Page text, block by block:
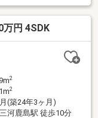
イレ交換、洗面化
ーホン設置、火災
】・本物件は条件
り、構造上主要な
ついてお引渡しよ
万円 4SDK
2
2
(築24年3ヶ月)
河鹿島駅 徒歩10分